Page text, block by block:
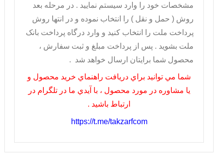
مشخصات خود را وارد سيستم نماييد . در مرحله بعد
روش ( حمل و نقل ) را انتخاب نموده و در انتها روش
پرداخت ملت را انتخاب کنيد و وارد درگاه پرداخت بانک
ملت بشويد . پس از پرداخت مبلغ و ثبت سفارش ،
محصول شما برايتان ارسال خواهد شد .
شما مي توانيد براي دريافت راهنماي خريد محصول و
يا مشاوره در مورد محصول ، با آيدي ما در تلگرام در
ارتباط باشيد .
https://t.me/takzarfcom